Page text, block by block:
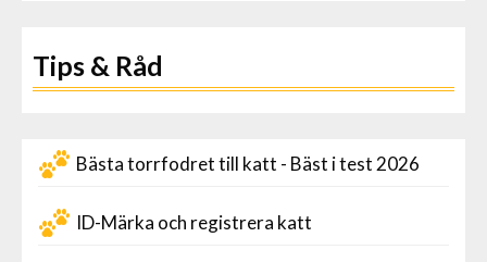
Tips & Råd
Bästa torrfodret till katt - Bäst i test 2026
ID-Märka och registrera katt